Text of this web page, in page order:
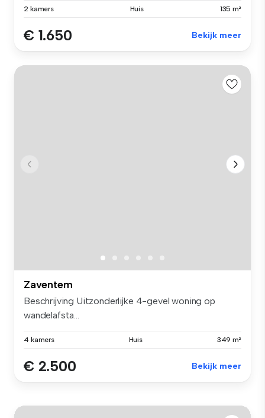
2 kamers Huis 135 m²
€ 1.650 Bekijk meer
Zaventem
Beschrijving Uitzonderlijke 4-gevel woning op
wandelafsta...
4 kamers Huis 349 m²
€ 2.500 Bekijk meer